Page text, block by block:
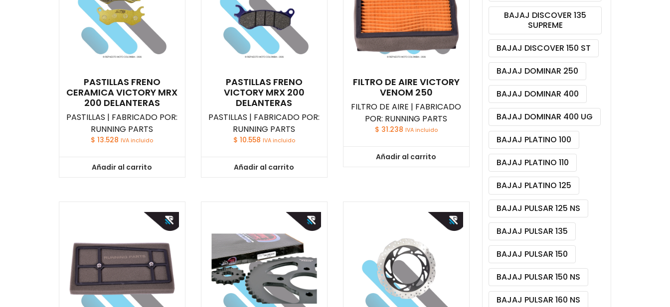
PASTILLAS FRENO
CERAMICA VICTORY MRX
200 DELANTERAS
PASTILLAS | FABRICADO POR:
RUNNING PARTS
$ 13.528 IVA incluido
Añadir al carrito
PASTILLAS FRENO
VICTORY MRX 200
DELANTERAS
PASTILLAS | FABRICADO POR:
RUNNING PARTS
$ 10.558 IVA incluido
Añadir al carrito
FILTRO DE AIRE VICTORY
VENOM 250
FILTRO DE AIRE | FABRICADO
POR: RUNNING PARTS
$ 31.238 IVA incluido
Añadir al carrito
BAJAJ DISCOVER 135
SUPREME
BAJAJ DISCOVER 150 ST
BAJAJ DOMINAR 250
BAJAJ DOMINAR 400
BAJAJ DOMINAR 400 UG
BAJAJ PLATINO 100
BAJAJ PLATINO 110
BAJAJ PLATINO 125
BAJAJ PULSAR 125 NS
BAJAJ PULSAR 135
BAJAJ PULSAR 150
BAJAJ PULSAR 150 NS
BAJAJ PULSAR 160 NS